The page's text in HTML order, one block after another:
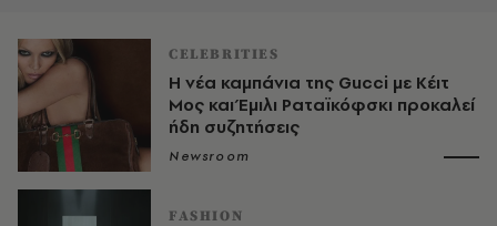
CELEBRITIES
H νέα καμπάνια της Gucci με Κέιτ
Μος και Έμιλι Ραταϊκόφσκι προκαλεί
ήδη συζητήσεις
Newsroom
FASHION